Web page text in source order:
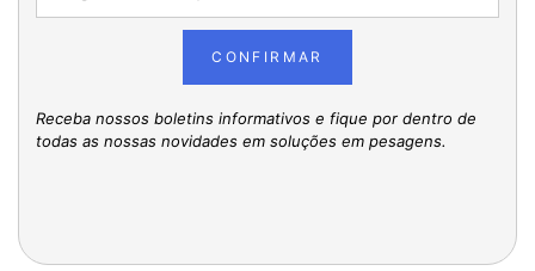
CONFIRMAR
Receba nossos boletins informativos e fique por dentro de
todas as nossas novidades em soluções em pesagens.